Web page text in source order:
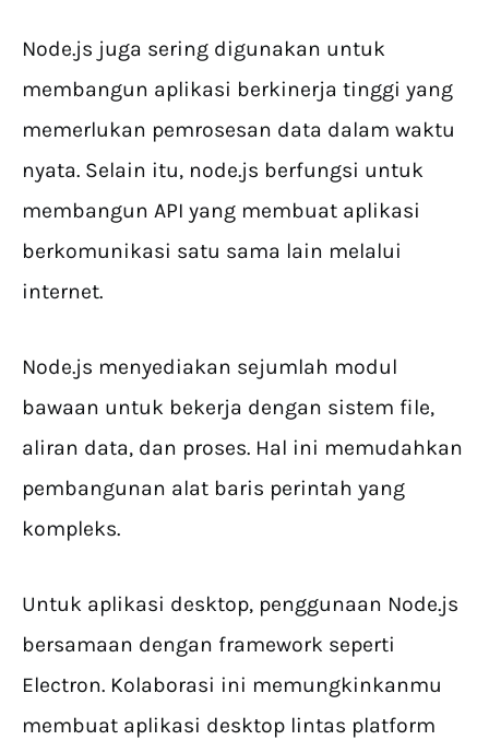
Node.js juga sering digunakan untuk
membangun aplikasi berkinerja tinggi yang
memerlukan pemrosesan data dalam waktu
nyata. Selain itu, node.js berfungsi untuk
membangun API yang membuat aplikasi
berkomunikasi satu sama lain melalui
internet.
Node.js menyediakan sejumlah modul
bawaan untuk bekerja dengan sistem file,
aliran data, dan proses. Hal ini memudahkan
pembangunan alat baris perintah yang
kompleks.
Untuk aplikasi desktop, penggunaan Node.js
bersamaan dengan framework seperti
Electron. Kolaborasi ini memungkinkanmu
membuat aplikasi desktop lintas platform